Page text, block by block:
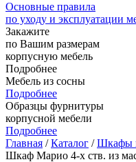
Основные правила
по уходу и эксплуатации
Закажите
по Вашим размерам
корпусную мебель
Подробнее
Мебель из сосны
Подробнее
Образцы фурнитуры
корпусной мебели
Подробнее
Главная /Каталог /Шкафы
Шкаф Марио 4-х ств. из